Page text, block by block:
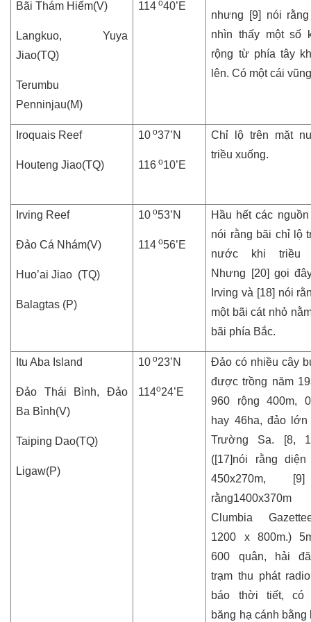
Bãi Thám Hiểm(V)
Langkuo, Yuya
Jiao(TQ)
Terumbu
Penninjau(M)
114 o40’E
nhưng [9] nói
nhìn thấy một số
rộng từ phía tây
lên. Có một cái
Iroquais Reef
Houteng Jiao(TQ)
10 o37’N
116 o10’E
Chỉ lộ trên mặt
triều xuống.
Irving Reef
Đảo Cá Nhám(V)
Huo’ai Jiao (TQ)
Balagtas (P)
10 o53’N
114 o56’E
Hầu hết các
nói rằng bãi chỉ lộ
nước khi triều
Nhưng [20] gọi
Irving và [18] nói
một bãi cát nhỏ
bãi phía Bắc.
Itu Aba Island
Đảo Thái Bình, Đảo
Ba Bình(V)
Taiping Dao(TQ)
Ligaw(P)
10 o23’N
114o24’E
Đảo có nhiều cây
được trồng năm
960 rộng 400m,
hay 46ha, đảo
Trường Sa. [8,
([17]nói rằng
450x270m,
Clumbia
1200 x 800m.)
600 quân, hải
trạm thu phát
báo thời tiết, có
băng hạ cánh bằng